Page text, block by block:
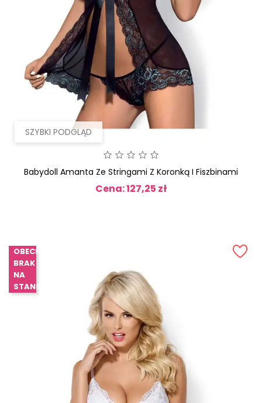
SZYBKI PODGLĄD
Babydoll Amanta Ze Stringami Z Koronką I Fiszbinami
Cena: 127,25 zł
OBECNIE
BRAK
NA
STANIE